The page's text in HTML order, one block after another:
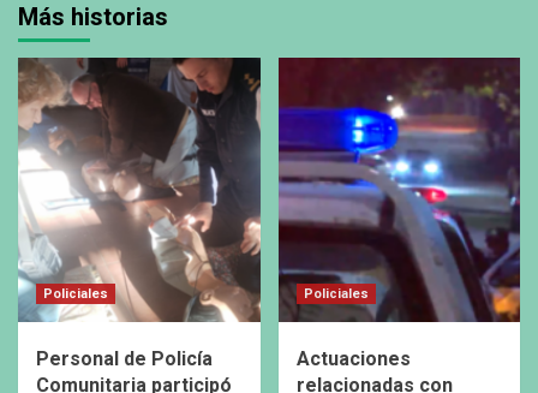
Más historias
Policiales
Personal de Policía
Comunitaria participó
Policiales
Actuaciones
relacionadas con